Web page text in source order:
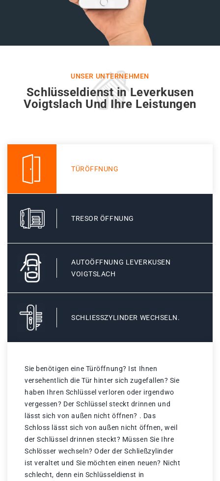
UNSER UNTERNEHMEN
Schlüsseldienst in Leverkusen
Voigtslach Und Ihre Leistungen
TÜRÖFFNUNG
TRESOR ÖFFNUNG
AUTOÖFFNUNG LEVERKUSEN
VOIGTSLACH
SCHLIESSZYLINDER WECHSELN.
Sie benötigen eine Türöffnung? Ist Ihnen
versehentlich die Tür hinter sich zugefallen? Sie
haben Ihren Schlüssel verloren oder irgendwo
vergessen? Der Schlüssel steckt drinnen und
lässt sich von außen nicht öffnen? . Das
Schloss lässt sich von außen nicht öffnen, weil
der Schlüssel drinnen steckt? Müssen Sie Ihre
Schlösser wechseln? Oder der Schließzylinder
ist veraltet und Sie möchten einen neuen? Nicht
schlecht, denn ein Schlüsseldienst in